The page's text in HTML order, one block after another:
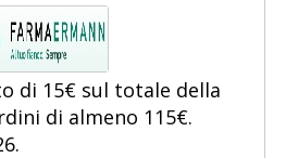
di 15€ sul totale della
di almeno 115€.